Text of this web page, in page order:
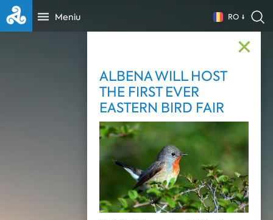
Meniu RO
✕
ALBENA WILL HOST
THE FIRST EVER
EASTERN BIRD FAIR